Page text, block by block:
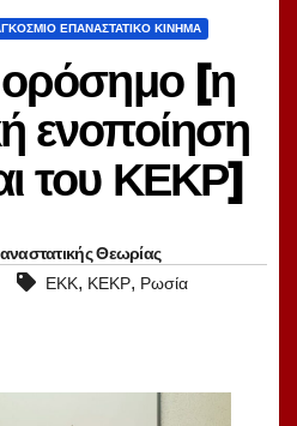
ΕΠΑΝΑΣΤΑΤΙΚΌ ΚΊΝΗΜΑ
ορόσημο [η
ενοποίηση
του ΚΕΚΡ]
Θεωρίας
ΕΚΚ, ΚΕΚΡ, Ρωσία